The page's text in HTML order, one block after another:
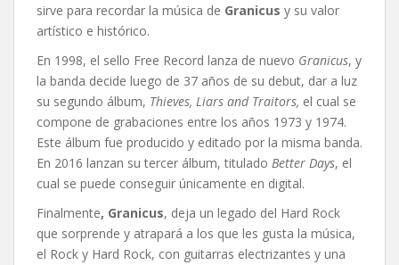
sirve para recordar la música de Granicus y su valor
artístico e histórico.
En 1998, el sello Free Record lanza de nuevo Granicus, y
la banda decide luego de 37 años de su debut, dar a luz
su segundo álbum, Thieves, Liars and Traitors, el cual se
compone de grabaciones entre los años 1973 y 1974.
Este álbum fue producido y editado por la misma banda.
En 2016 lanzan su tercer álbum, titulado Better Days, el
cual se puede conseguir únicamente en digital.
Finalmente, Granicus, deja un legado del Hard Rock
que sorprende y atrapará a los que les gusta la música,
el Rock y Hard Rock, con guitarras electrizantes y una